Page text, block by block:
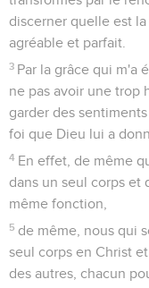
Qui es-tu pour juger
bon ou qu'il tombe,
bon, car Dieu a le
L'un fait une
tous égaux. Que
conviction.
6 Celui qui fait une
Seigneur [et celui qui
pour le Seigneur].
Seigneur qu’il le fait,
Dieu. Celui qui ne
Seigneur, et il est